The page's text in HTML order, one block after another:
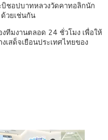
ชอปบาทหลวงวัดคาทอลิกนัก
วยเช่นกัน
ทีมงานตลอด 24 ชั่วโมง เพื่อให้
เสด็จเยือนประเทศไทยของ